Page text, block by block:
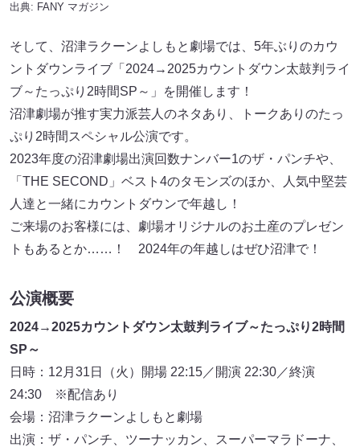
出典: FANY マガジン
そして、沼津ラクーンよしもと劇場では、5年ぶりのカウ
ントダウンライブ「2024→2025カウントダウン太鼓判ライ
ブ～たっぷり2時間SP～」を開催します！
沼津劇場が推す実力派芸人のネタあり、トークありのたっ
ぷり2時間スペシャル公演です。
2023年度の沼津劇場出演回数ナンバー1のザ・パンチや、
「THE SECOND」ベスト4のタモンズのほか、人気中堅芸
人達と一緒にカウントダウンで年越し！
ご来場のお客様には、劇場オリジナルのお土産のプレゼン
トもあるとか……！ 2024年の年越しはぜひ沼津で！
公演概要
2024→2025カウントダウン太鼓判ライブ～たっぷり2時間
SP～
日時：12月31日（火）開場 22:15／開演 22:30／終演
24:30 ※配信あり
会場：沼津ラクーンよしもと劇場
出演：ザ・パンチ、ツーナッカン、スーパーマラドーナ、